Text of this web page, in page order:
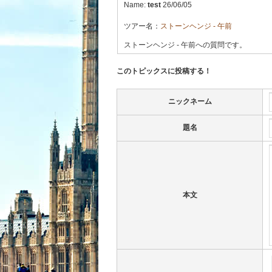
Name: test 26/06/05
ツアー名： ストーンヘンジ - 午前
ストーンヘンジ - 午前への質問です。
このトピックスに投稿する！
ニックネーム
題名
本文